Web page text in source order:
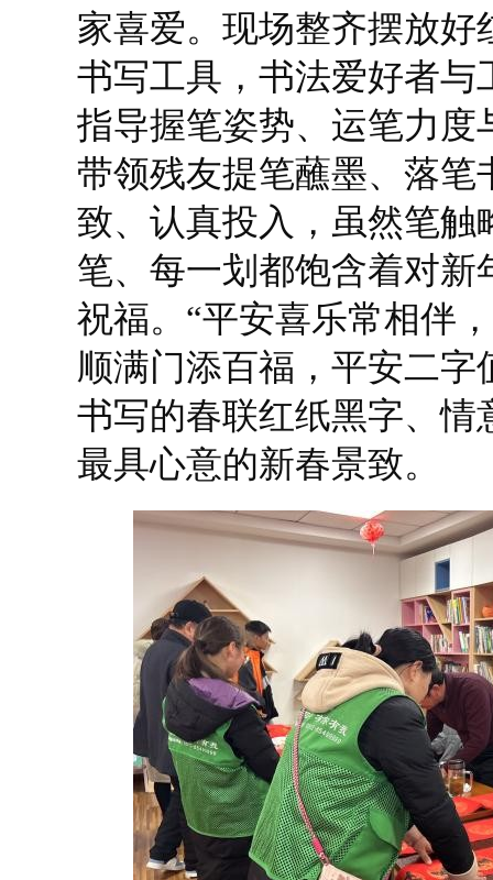
家喜爱。现场整齐摆放好
书写工具，书法爱好者与
指导握笔姿势、运笔力度
带领残友提笔蘸墨、落笔
致、认真投入，虽然笔触
笔、每一划都饱含着对新
祝福。“平安喜乐常相伴
顺满门添百福，平安二字
书写的春联红纸黑字、情
最具心意的新春景致。